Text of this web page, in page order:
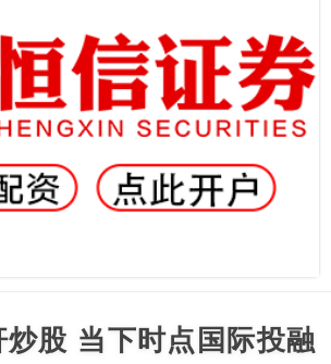
股 当下时点国际投融